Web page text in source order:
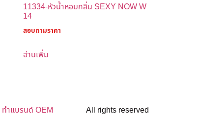
11334-หัวน้ำหอมกลิ่น SEXY NOW W
14
สอบถามราคา
อ่านเพิ่ม
ำแบรนด์ OEM All rights reserved